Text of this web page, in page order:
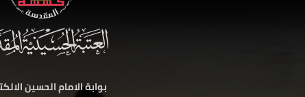
بوابة الامام الحسين